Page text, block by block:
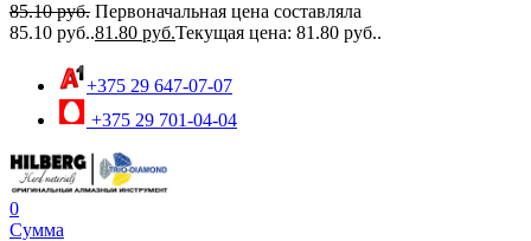
85.10руб. Первоначальная цена составляла
85.10 руб..81.80 руб.Текущая цена: 81.80 руб..
+375 29 647-07-07
+375 29 701-04-04
0
Сумма